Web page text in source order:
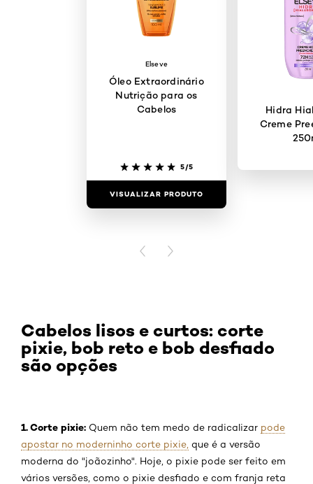
Elseve
Óleo Extraordinário
Nutrição para os
Cabelos
5/5
VISUALIZAR PRODUTO
Hidra
Creme
PREVIOUS CARD
NEXT CARD
Cabelos lisos e curtos: corte
pixie, bob reto e bob desfiado
são opções
1. Corte pixie: Quem não tem medo de radicalizar pode
apostar no moderninho corte pixie, que é a versão
moderna do "joãozinho". Hoje, o pixie pode ser feito em
vários versões, como o pixie desfiado e com franja reta